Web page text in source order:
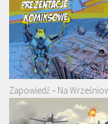
Zapowiedź – Na